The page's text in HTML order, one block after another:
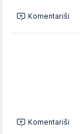
Komentariši
Komentariši